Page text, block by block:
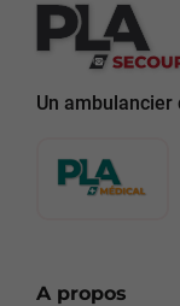
Un ambulancier
A propos